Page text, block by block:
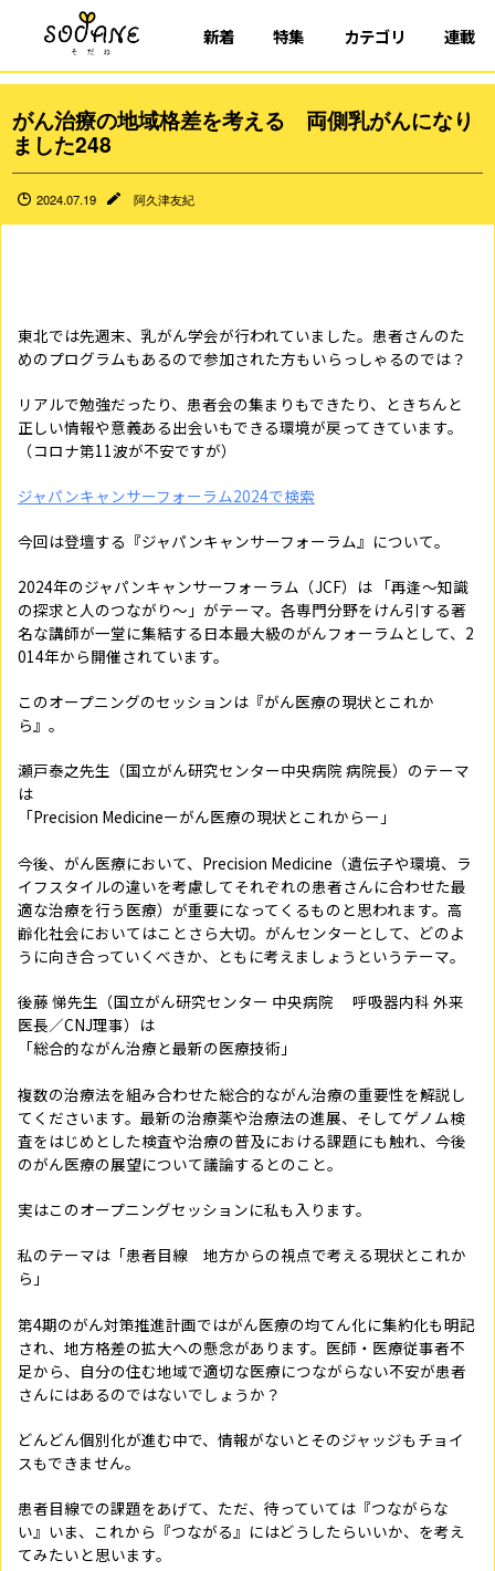
新着 特集 カテゴリ 連載
がん治療の地域格差を考える 両側乳がんになり
ました248
2024.07.19 阿久津友紀
東北では先週末、乳がん学会が行われていました。患者さんのた
めのプログラムもあるので参加された方もいらっしゃるのでは？
リアルで勉強だったり、患者会の集まりもできたり、ときちんと
正しい情報や意義ある出会いもできる環境が戻ってきています。
（コロナ第11波が不安ですが）
ジャパンキャンサーフォーラム2024で検索
今回は登壇する『ジャパンキャンサーフォーラム』について。
2024年のジャパンキャンサーフォーラム（JCF）は 「再逢～知識
の探求と人のつながり～」がテーマ。 各専門分野をけん引する著
名な講師が一堂に集結する日本最大級のがんフォーラムとして、2
014年から開催されています。
このオープニングのセッションは『がん医療の現状とこれか
ら』。
瀬戸泰之先生（国立がん研究センター中央病院 病院長）のテーマ
は
「Precision Medicineーがん医療の現状とこれからー」
今後、がん医療において、Precision Medicine（遺伝子や環境、ラ
イフスタイルの違いを考慮してそれぞれの患者さんに合わせた最
適な治療を行う医療）が重要になってくるものと思われます。高
齢化社会においてはことさら大切。がんセンターとして、どのよ
うに向き合っていくべきか、ともに考えましょうというテーマ。
後藤 悌先生（国立がん研究センター 中央病院 呼吸器内科 外来
医長／CNJ理事）は
「総合的ながん治療と最新の医療技術」
複数の治療法を組み合わせた総合的ながん治療の重要性を解説し
てくださいます。最新の治療薬や治療法の進展、そしてゲノム検
査をはじめとした検査や治療の普及における課題にも触れ、今後
のがん医療の展望について議論するとのこと。
実はこのオープニングセッションに私も入ります。
私のテーマは「患者目線 地方からの視点で考える現状とこれか
ら」
第4期のがん対策推進計画ではがん医療の均てん化に集約化も明記
され、地方格差の拡大への懸念があります。医師・医療従事者不
足から、自分の住む地域で適切な医療につながらない不安が患者
さんにはあるのではないでしょうか？
どんどん個別化が進む中で、情報がないとそのジャッジもチョイ
スもできません。
患者目線での課題をあげて、ただ、待っていては『つながらな
い』いま、これから『つながる』にはどうしたらいいか、を考え
てみたいと思います。